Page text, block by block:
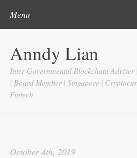
Anndy Lian
Inter-Governmental Blockchain
| Board Member | Singapore |
Fintech
Menu
About
Updates
Videos
October 4th, 2019